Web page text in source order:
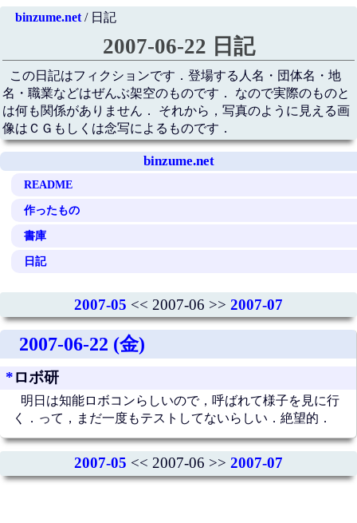
binzume.net/ 日記
2007-06-22 日記
この日記はフィクションです．登場する人名・団体名・地
名・職業などはぜんぶ架空のものです． なので実際のものと
は何も関係がありません． それから，写真のように見える画
像はＣＧもしくは念写によるものです．
binzume.net
README
作ったもの
書庫
日記
2007-05 << 2007-06 >> 2007-07
2007-06-22 (金)
*ロボ研
明日は知能ロボコンらしいので，呼ばれて様子を見に行
く．って，まだ一度もテストしてないらしい．絶望的．
2007-05 << 2007-06 >> 2007-07